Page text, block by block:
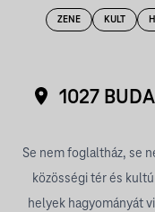
ZENE KULT
1027
Se nem foglaltház, se
közösségi tér és
helyek hagyományát